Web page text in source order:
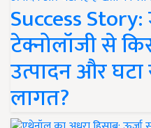
Success
टेक्नोलॉजी से
उत्पादन और
लागत?